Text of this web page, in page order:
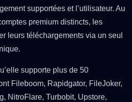
supportées et l’utilisateur. Au
premium distincts, les
leurs téléchargements via un seul
supporte plus de 50
Fileboom, Rapidgator, FileJoker,
NitroFlare, Turbobit, Upstore,